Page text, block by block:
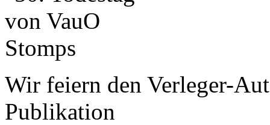
Wir feiern den Verleger-
Publikation